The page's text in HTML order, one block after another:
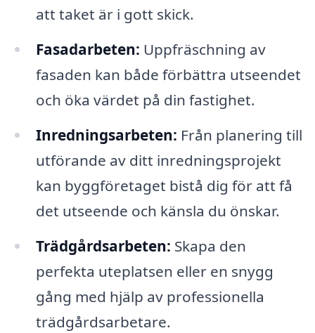
att taket är i gott skick.
Fasadarbeten: Uppfräschning av
fasaden kan både förbättra utseendet
och öka värdet på din fastighet.
Inredningsarbeten: Från planering till
utförande av ditt inredningsprojekt
kan byggföretaget bistå dig för att få
det utseende och känsla du önskar.
Trädgårdsarbeten: Skapa den
perfekta uteplatsen eller en snygg
gång med hjälp av professionella
trädgårdsarbetare.